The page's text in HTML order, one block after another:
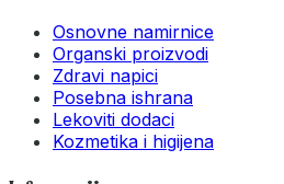
Osnovne namirnice
Organski proizvodi
Zdravi napici
Posebna ishrana
Lekoviti dodaci
Kozmetika i higijena